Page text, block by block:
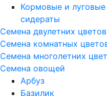
Кормовые и
сидераты
Семена двулетних цветов
Семена комнатных
Семена многолетних
Семена овощей
Арбуз
Базилик